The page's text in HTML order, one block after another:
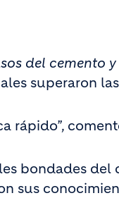
del cemento
superaron las
rápido”,
bondades del
sus